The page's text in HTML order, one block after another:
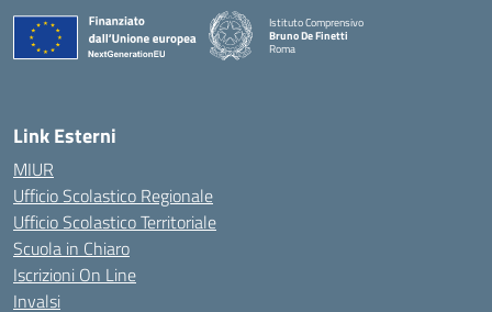
Istituto Comprensivo
Bruno De Finetti
Roma
Link Esterni
MIUR
Ufficio Scolastico Regionale
Ufficio Scolastico Territoriale
Scuola in Chiaro
Iscrizioni On Line
Invalsi